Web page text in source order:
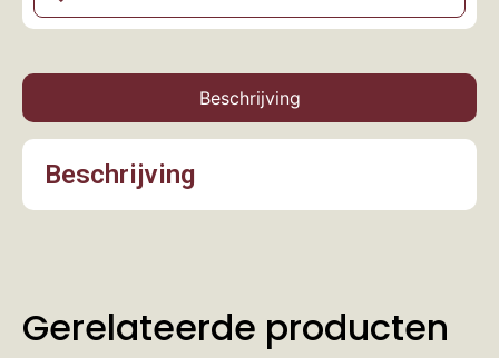
Beschrijving
Beschrijving
Gerelateerde producten